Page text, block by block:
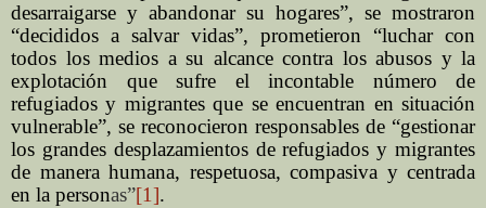
desarraigarse y abandonar su hogares”, se mostraron
“decididos a salvar vidas”, prometieron “luchar con
todos los medios a su alcance contra los abusos y la
explotación que sufre el incontable número de
refugiados y migrantes que se encuentran en situación
vulnerable”, se reconocieron responsables de “gestionar
los grandes desplazamientos de refugiados y migrantes
de manera humana, respetuosa, compasiva y centrada
en la personas”[1].